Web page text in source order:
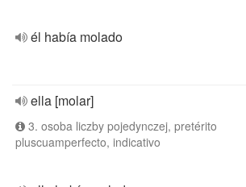
él había molado
ella [molar]
3. osoba liczby pojedynczej, pretérito
pluscuamperfecto, indicativo